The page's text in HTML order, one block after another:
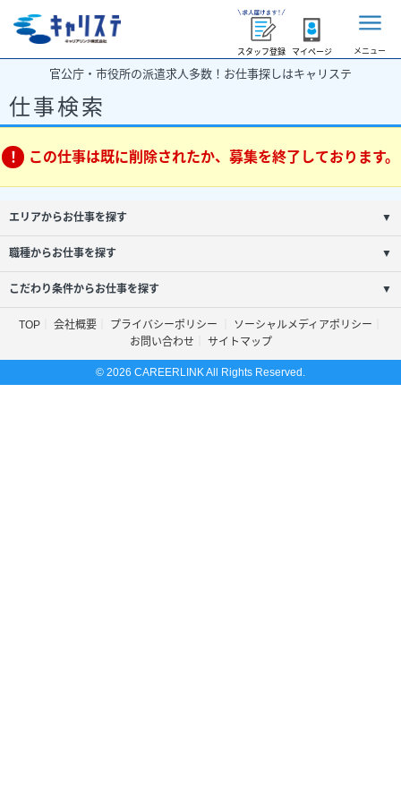
スタッフ登録 マイページ メニュー
官公庁・市役所の派遣求人多数！お仕事探しはキャリステ
仕事検索
この仕事は既に削除されたか、募集を終了しております。
エリアからお仕事を探す ▼
職種からお仕事を探す ▼
こだわり条件からお仕事を探す ▼
TOP 会社概要 プライバシーポリシー
ソーシャルメディアポリシー
お問い合わせ
サイトマップ
© 2026 CAREERLINK All Rights Reserved.